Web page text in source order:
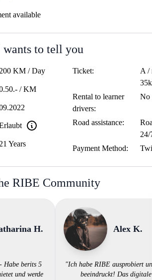
available
wants to tell you
200 KM / Day
/ KM
21 Years
Ticket:
A /
Rental to learner
drivers:
No
Road assistance:
24/
Payment Method:
RIBE Community
H.
Habe berits 5
und werde
Alex K.
"Ich habe RIBE ausprobiert
beeindruckt! Das digitale